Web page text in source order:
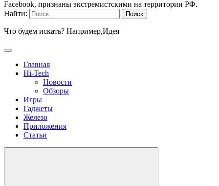
Facebook, признаны экстремистскими на территории РФ.
Найти:
Что будем искать? Например,Идея
Главная
Hi-Tech
Новости
Обзоры
Игры
Гаджеты
Железо
Приложения
Статьи